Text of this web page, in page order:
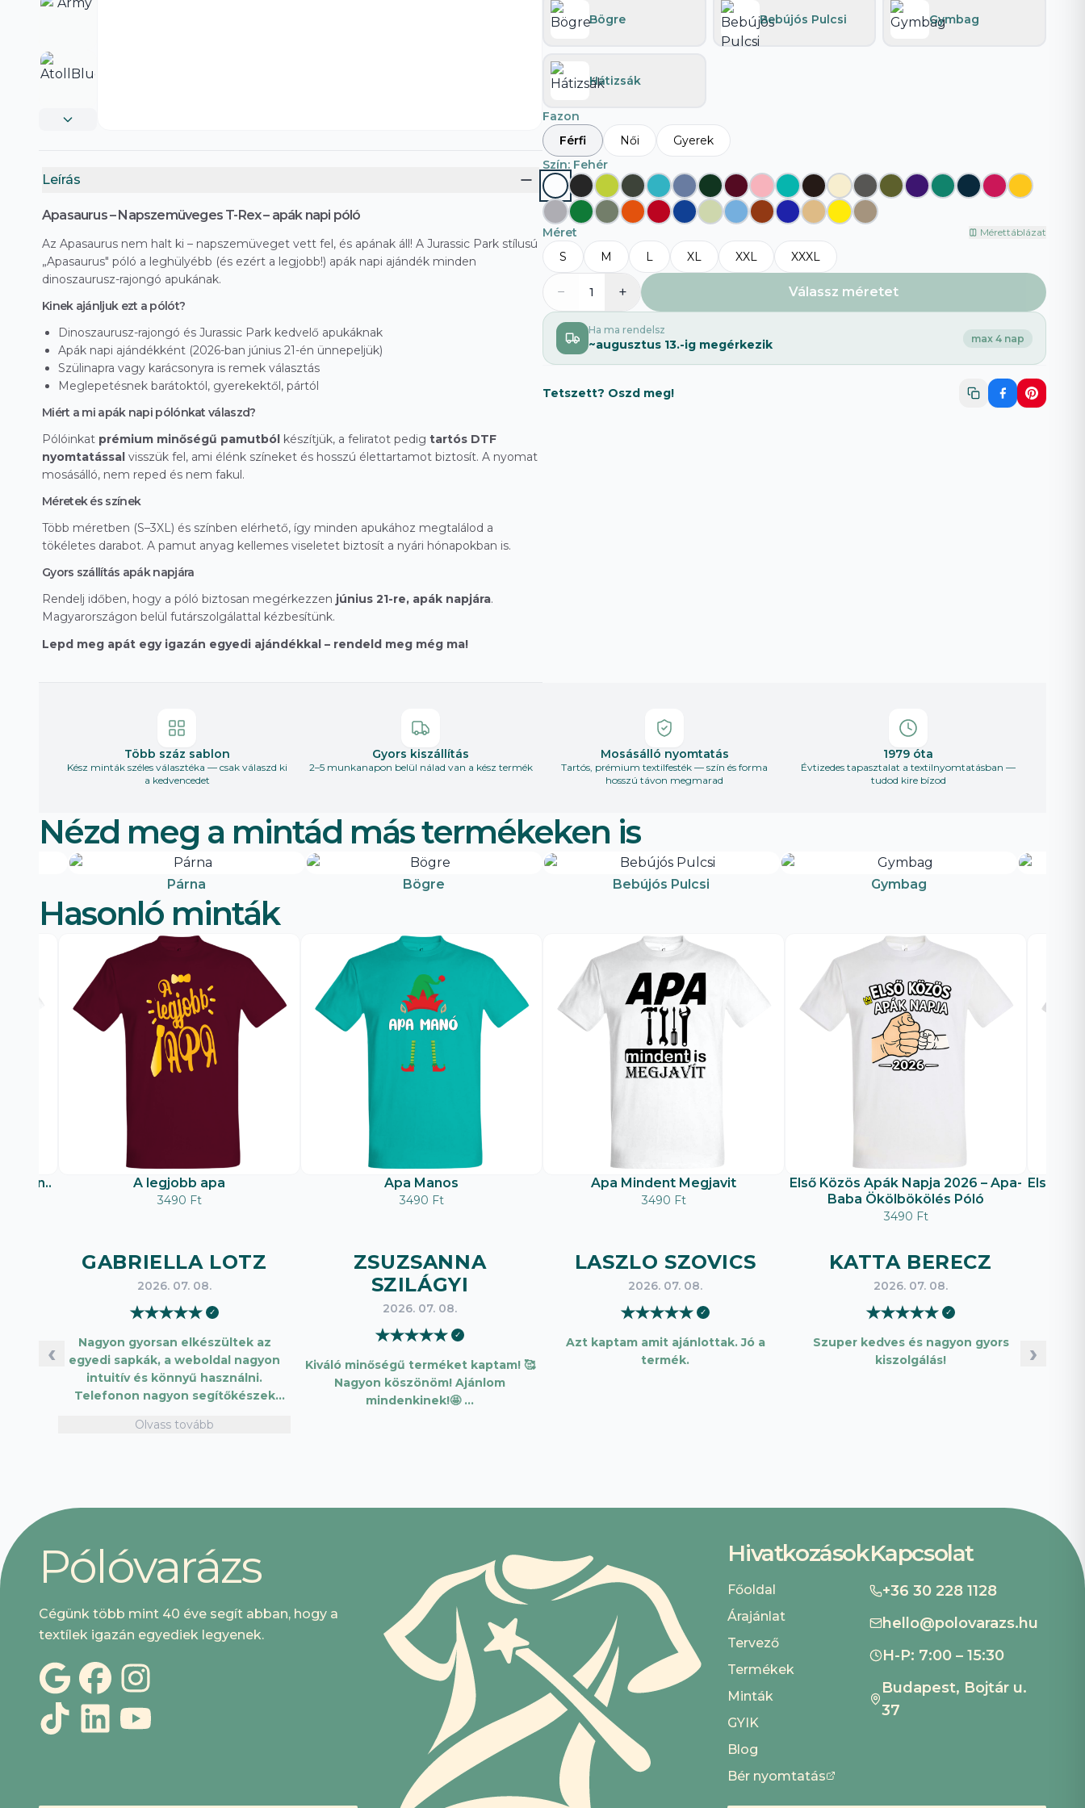
Böngészd az összeset→
Leírás
Apasaurus – Napszemüveges T-Rex – apák napi póló
Az Apasaurus nem halt ki – napszemüveget vett fel, és apának áll! A Jurassic Park stílusú
„Apasaurus" póló a leghülyébb (és ezért a legjobb!) apák napi ajándék minden
dinoszaurusz-rajongó apukának.
Kinek ajánljuk ezt a pólót?
Dinoszaurusz-rajongó és Jurassic Park kedvelő apukáknak
Apák napi ajándékként (2026-ban június 21-én ünnepeljük)
Szülinapra vagy karácsonyra is remek választás
Meglepetésnek barátoktól, gyerekektől, pártól
Miért a mi apák napi pólónkat válaszd?
Pólóinkat prémium minőségű pamutból készítjük, a feliratot pedig tartós DTF
nyomtatással visszük fel, ami élénk színeket és hosszú élettartamot biztosít. A nyomat
mosásálló, nem reped és nem fakul.
Méretek és színek
Több méretben (S–3XL) és színben elérhető, így minden apukához megtalálod a
tökéletes darabot. A pamut anyag kellemes viseletet biztosít a nyári hónapokban is.
Gyors szállítás apák napjára
Rendelj időben, hogy a póló biztosan megérkezzen június 21-re, apák napjára.
Magyarországon belül futárszolgálattal kézbesítünk.
Lepd meg apát egy igazán egyedi ajándékkal – rendeld meg még ma!
Bögre Bebújós Pulcsi Gymbag
Hátizsák
Fazon
Férfi
Női
Gyerek
Szín: Fehér
Méret Mérettáblázat
S M L XL XXL XXXL
− 1 + Válassz méretet
Ha ma rendelsz
~augusztus 13.-ig megérkezik max 4 nap
Tetszett? Oszd meg!
Több száz sablon
Kész minták széles választéka — csak válaszd ki
a kedvencedet
Gyors kiszállítás
2–5 munkanapon belül nálad van a kész termék
Mosásálló nyomtatás
Tartós, prémium textilfesték — szín és forma
hosszú távon megmarad
1979 óta
Évtizedes tapasztalat a textilnyomtatásban —
tudod kire bízod
Nézd meg a mintád más termékeken is
Párna Bögre Bebújós Pulcsi Gymbag
Hasonló minták
A legjobb apa
3490 Ft
Apa Manos
3490 Ft
Apa Mindent Megjavit
3490 Ft
Első Közös Apák Napja 2026 – Apa-
Baba Ökölbökölés Póló
3490 Ft
Első
‹
GABRIELLA LOTZ
2026. 07. 08.
★★★★★ ✓
Nagyon gyorsan elkészültek az
egyedi sapkák, a weboldal nagyon
intuitív és könnyű használni.
Telefonon nagyon segítőkészek
vásárolni. Plusz pont, hogy lehetett
Olvass tovább
ZSUZSANNA
SZILÁGYI
2026. 07. 08.
★★★★★ ✓
Kiváló minőségű terméket kaptam! 🥰
Nagyon köszönöm! Ajánlom
mindenkinek!🤩 …
LASZLO SZOVICS
2026. 07. 08.
★★★★★ ✓
Azt kaptam amit ajánlottak. Jó a
termék.
KATTA BERECZ
2026. 07. 08.
★★★★★ ✓
Szuper kedves és nagyon gyors
kiszolgálás!
›
Pólóvarázs
Cégünk több mint 40 éve segít abban, hogy a
textílek igazán egyediek legyenek.
Hivatkozások
Főoldal
Árajánlat
Tervező
Termékek
Minták
GYIK
Blog
Bér nyomtatás
Kapcsolat
+36 30 228 1128
hello@polovarazs.hu
H-P: 7:00 – 15:30
Budapest, Bojtár u.
37